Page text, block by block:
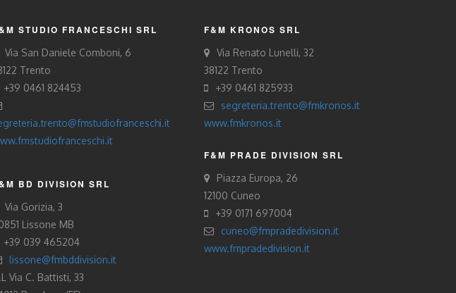
STUDIO FRANCESCHI SRL
Via San Daniele Comboni, 6
Trento
+39 0461 824453
BD DIVISION SRL
Via Gorizia, 3
Lissone MB
+39 039 465204
lissone@fmbddivision.it
Via C. Battisti, 33
F&M KRONOS SRL
Via Renato Lunelli, 32
38122 Trento
+39 0461 825933
segreteria.trento@fmkronos.it
www.fmkronos.it
F&M PRADE DIVISION SRL
Piazza Europa, 26
12100 Cuneo
+39 0171 697004
cuneo@fmpradedivision.it
www.fmpradedivision.it